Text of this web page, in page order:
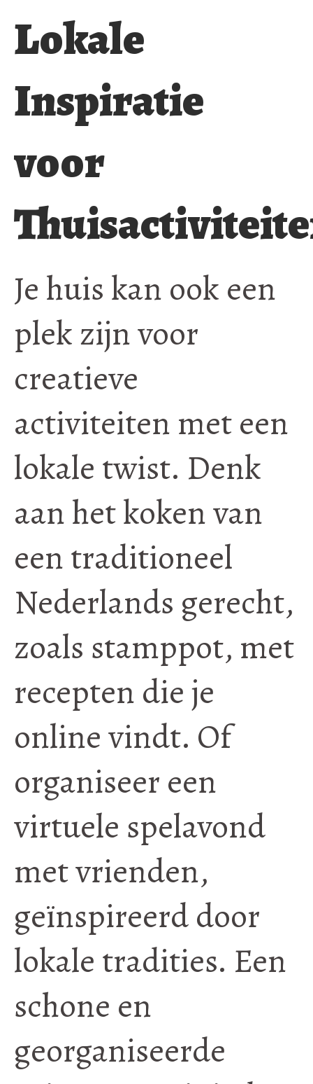
Lokale
Inspiratie
voor
Je huis kan ook een
plek zijn voor
creatieve
activiteiten met een
lokale twist. Denk
aan het koken van
een traditioneel
Nederlands gerecht,
zoals stamppot, met
recepten die je
online vindt. Of
organiseer een
virtuele spelavond
met vrienden,
geïnspireerd door
lokale tradities. Een
schone en
georganiseerde